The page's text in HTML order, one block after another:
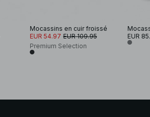
Mocassins en cuir froissé
EUR 54.97 EUR 109.95
Premium Selection
EUR